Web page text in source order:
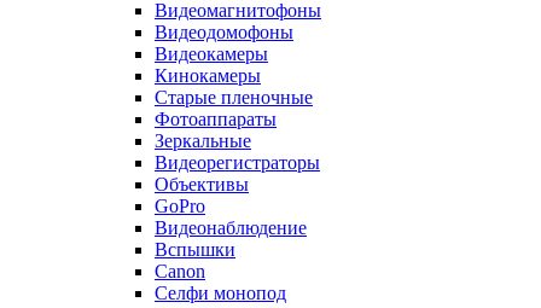
Видеомагнитофоны
Видеодомофоны
Видеокамеры
Кинокамеры
Старые пленочные
Фотоаппараты
Зеркальные
Видеорегистраторы
Объективы
GoPro
Видеонаблюдение
Вспышки
Canon
Селфи монопод